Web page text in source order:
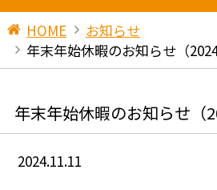
HOME
お知らせ
年末年始休暇のお知らせ（
年末年始休暇のお知らせ（
2024.11.11